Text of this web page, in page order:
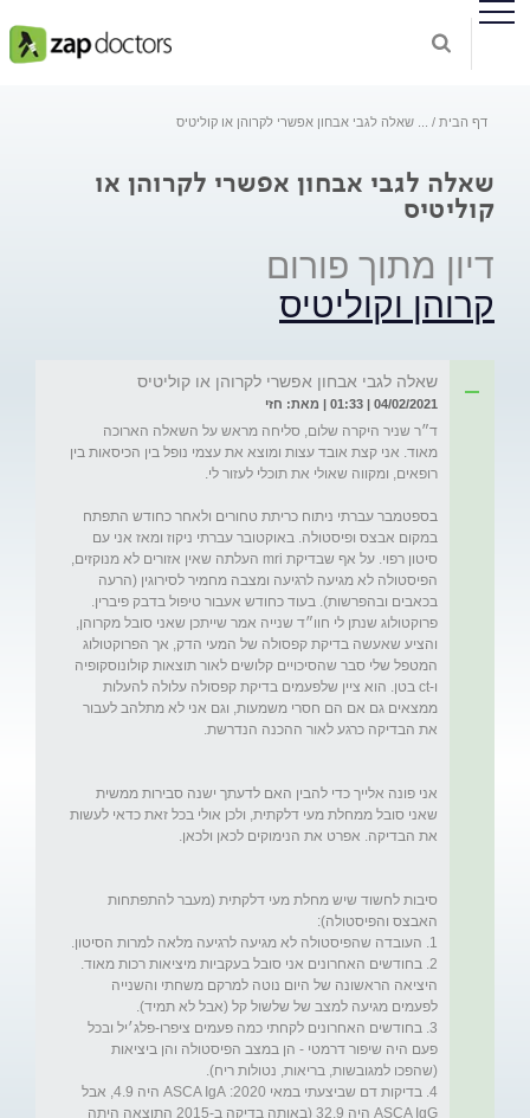
דף הבית שאלה לגבי אבחון אפשרי לקרוהן או קוליטיס
שאלה לגבי אבחון אפשרי לקרוהן או
קוליטיס
דיון מתוך פורום
קרוהן וקוליטיס
שאלה לגבי אבחון אפשרי לקרוהן או קוליטיס
04/02/2021 | 01:33 | מאת: חזי
ד״ר שניר היקרה שלום, סליחה מראש על השאלה הארוכה
מאוד. אני קצת אובד עצות ומוצא את עצמי נופל בין הכיסאות בין
בספטמבר עברתי ניתוח כריתת טחורים ולאחר כחודש התפתח
במקום אבצס ופיסטולה. באוקטובר עברתי ניקוז ומאז אני עם
סיטון רפוי. על אף שבדיקת mri העלתה שאין אזורים לא מנוקזים,
הפיסטולה לא מגיעה לרגיעה ומצבה מחמיר לסירוגין (הרעה
פרוקטולוג שנתן לי חוו״ד שנייה אמר שייתכן שאני סובל מקרוהן,
והציע שאעשה בדיקת קפסולה של המעי הדק, אך הפרוקטולוג
המטפל שלי סבר שהסיכויים קלושים לאור תוצאות קולונוסקופיה
ו-ct בטן. הוא ציין שלפעמים בדיקת קפסולה עלולה להעלות
ממצאים גם אם הם חסרי משמעות, וגם אני לא מתלהב לעבור
אני פונה אלייך כדי להבין האם לדעתך ישנה סבירות ממשית
שאני סובל ממחלת מעי דלקתית, ולכן אולי בכל זאת כדאי לעשות
סיבות לחשוד שיש מחלת מעי דלקתית (מעבר להתפתחות
2. בחודשים האחרונים אני סובל בעקביות מיציאות רכות מאוד.
היציאה הראשונה של היום נוטה למרקם משחתי והשנייה
3. בחודשים האחרונים לקחתי כמה פעמים ציפרו-פלג׳יל ובכל
פעם היה שיפור דרמטי - הן במצב הפיסטולה והן ביציאות
4. בדיקות דם שביצעתי במאי 2020: ASCA IgA היה 4.9, אבל
ASCA IgG היה 32.9 (באותה בדיקה ב-2015 התוצאה היתה